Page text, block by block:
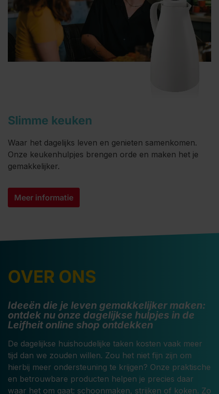
Slimme keuken
Waar het dagelijks leven en genieten samenkomen.
Onze keukenhulpjes brengen orde en maken het je
gemakkelijker.
Meer informatie
OVER ONS
Ideeën die je leven gemakkelijker maken:
ontdek nu onze dagelijkse hulpjes in de
Leifheit online shop ontdekken
De dagelijkse huishoudelijke taken kosten vaak meer
tijd dan we zouden willen. Zou het niet fijn zijn om
hierbij meer ondersteuning te krijgen? Onze praktische
en betrouwbare producten helpen je precies daar
waar het om gaat: schoonmaken, strijken of koken. Zo